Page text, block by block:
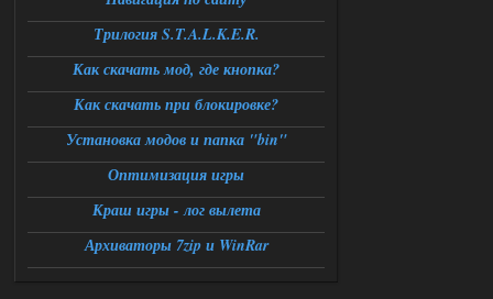
Трилогия S.T.A.L.K.E.R.
Как скачать мод, где кнопка?
Как скачать при блокировке?
Установка модов и папка "bin"
Оптимизация игры
Краш игры - лог вылета
Архиваторы 7zip и WinRar